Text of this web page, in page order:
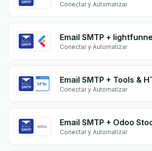
Conectar y Automatizar
Email SMTP +
Conectar y Automatizar
Email SMTP + Tools &
Conectar y Automatizar
Email SMTP + Odoo
Conectar y Automatizar